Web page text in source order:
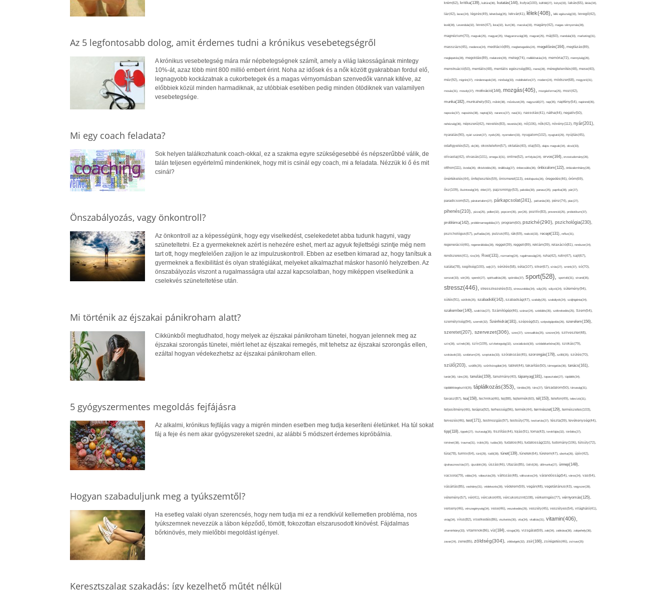
Az 5 legfontosabb dolog, amit érdemes tudni a krónikus vesebetegségről
A krónikus vesebetegség mára már népbetegségnek számít, amely a világ lakosságának mintegy
10%-át, azaz több mint 800 millió embert érint. Noha az idősek és a nők között gyakrabban fordul elő,
legnagyobb kockázatnak a cukorbetegek és a magas vérnyomásban szenvedők vannak kitéve, az
előbbiek közül minden harmadiknak, az utóbbiak esetében pedig minden ötödiknek van valamilyen
vesebetegsége.
Mi egy coach feladata?
Sok helyen találkozhatunk coach-okkal, ez a szakma egyre szükségesebbé és népszerűbbé válik, de
talán teljesen egyértelmű mindenkinek, hogy mit is csinál egy coach, mi a feladata. Nézzük ki ő és mit
csinál?
Önszabályozás, vagy önkontroll?
Az önkontroll az a képességünk, hogy egy viselkedést, cselekedetet abba tudunk hagyni, vagy
szüneteltetni. Ez a gyermekeknek azért is nehezére eshet, mert az agyuk fejlettségi szintje még nem
tart ott, hogy megfelelően zajljon le az impulzuskontroll. Ebben az esetben kimarad az, hogy tanítsuk a
gyermeknek a flexibilitást és olyan stratégiákat, melyeket alkalmazhat máskor hasonló helyzetben. Az
önszabályozás viszont a rugalmasságra utal azzal kapcsolatban, hogy miképpen viselkedünk a
cselekvés szüneteltetése után.
Mi történik az éjszakai pánikroham alatt?
Cikkünkből megtudhatod, hogy melyek az éjszakai pánikroham tünetei, hogyan jelennek meg az
éjszakai szorongás tünetei, miért lehet az éjszakai remegés, mit tehetsz az éjszakai szorongás ellen,
ezáltal hogyan védekezhetsz az éjszakai pánikroham ellen.
5 gyógyszermentes megoldás fejfájásra
Az alkalmi, krónikus fejfájás vagy a migrén minden esetben meg tudja keseríteni életünket. Ha túl sokat
fáj a feje és nem akar gyógyszereket szedni, az alábbi 5 módszert érdemes kipróbálnia.
Hogyan szabaduljunk meg a tyúkszemtől?
Ha esetleg valaki olyan szerencsés, hogy nem tudja mi ez a rendkívül kellemetlen probléma, nos
tyúkszemnek nevezzük a lábon képződő, tömött, fokozottan elszarusodott kinövést. Fájdalmas
bőrkinövés, mely mielőbbi megoldást igényel.
Keresztszalag szakadás: így kezelhető műtét nélkül
krém(62), kritika(139), kultúra(36), kutatás(144), kutya(100), külföld(27), kütyü(33), lakás(65), látás(34),
láz(42), lazac(24), légzés(49), lehetőség(25), lekvár(41), lélek(408), lelki egészség(33), levegő(42),
levél(28), Levendula(32), leves(47), lista(32), liszt(36), macska(33), magány(42), magas vérnyomás(28),
magnézium(70), magvak(25), magyar(25), Magyarország(28), magzat(25), máj(60), mandula(33), marketing(31),
masszázs(45), medence(24), meditáció(89), megbetegedés(24), megelőzés(164), megfázás(89),
meglepetés(28), megoldás(89), melatonin(29), meleg(74), mellékhatás(24), memória(72), mennyiség(26),
menstruáció(50), mentális(48), mentális egészség(86), menü(28), méregtelenítés(48), mese(40),
méz(92), migrén(27), mindennapok(34), minőség(33), mobiltelefon(27), modern(24), módszer(68), mogyoró(31),
mosás(31), mosoly(27), motiváció(144), mozgás(405), mozgásforma(25), mozi(42),
munka(182), munkahely(92), műtét(38), művészet(29), nagyszülő(27), nap(35), napfény(54), napirend(35),
napozás(37), napsütés(38), naptej(32), narancs(27), nasi(31), nassolás(41), nátha(44), negatív(50),
nehézség(36), népszerű(42), nevelés(83), nevetés(30), nő(106), nők(42), növény(112), nyár(201),
nyaralás(90), nyári szünet(27), nyelv(26), nyomelem(33), nyugalom(102), nyugtató(29), nyújtás(45),
odafigyelés(52), ok(36), okostelefon(57), oktatás(40), olaj(50), olajos magvak(34), olcsó(33),
olívaolaj(42), olvasás(101), omega-3(31), online(52), orrfolyás(24), orvos(164), orvostudomány(26),
otthon(111), óvoda(26), öltözködés(35), önállóság(27), önbecsülés(36), önbizalom(122), önbizalomhiány(28),
önértékelés(44), önfejlesztés(59), önismeret(113), önkifejezés(26), öregedés(46), öröm(69),
ősz(109), őszinteség(34), ötlet(37), pajzsmirigy(53), pakolás(30), panasz(25), paprika(28), pár(27),
paradicsom(52), páratartalom(27), párkapcsolat(241), pattanás(30), pénz(74), piac(27),
pihenés(210), pizza(25), pollen(32), popcorn(35), por(26), pozitív(83), prevenció(25), probiotikum(37),
probléma(142), problémamegoldás(27), program(60), psziché(290), pszichológia(230),
pszichológus(67), puffadás(34), pulzus(45), rák(69), reakció(33), recept(131), reflux(31),
regeneráció(46), regenerálódás(28), reggel(39), reggeli(89), reklám(39), relaxáció(81), rendszer(24),
rendszeres(41), rizs(34), Rost(131), rozmaring(24), rugalmasság(24), ruha(42), rutin(47), sajt(67),
saláta(78), segítség(100), sejt(27), sérülés(58), séta(107), siker(67), sírás(27), smink(37), só(70),
sorozat(33), sör(26), spenót(27), spiritualitás(28), spórolás(37), sport(528), sportoló(31), strand(35),
stressz(446), stresszkezelés(53), stresszoldás(34), súly(25), súlyzó(24), sütemény(94),
sütés(91), sütőtök(25), szabadidő(142), szabadság(47), szabály(25), szabályok(24), szájhigiénia(24),
szakember(140), szakítás(27), Számítógép(46), száraz(24), szédülés(35), székrekedés(25), Szem(54),
személyiség(94), szemét(32), Szénhidrát(181), szépség(52), szépségápolás(26), szerelem(156),
szeretet(207), szervezet(306), szex(27), szexualitás(25), szezon(34), szilveszter(48),
szín(28), színek(36), szív(109), szívbetegség(32), szocializáció(30), szódabikarbóna(35), szokás(79),
szokások(33), szolárium(24), szoptatás(33), szórakozás(45), szorongás(178), szőlő(25), szülés(70),
szülő(203), szülők(25), szűrővizsgálat(34), tablet(44), takarítás(50), támogatás(36), tanács(161),
tanár(36), tánc(26), tanulás(159), tanulmány(40), tápanyag(181), tapasztalat(27), táplálék(34),
táplálékkiegészítő(25), táplálkozás(353), tárolás(29), társ(27), társadalom(50), társaság(31),
tavasz(87), tea(158), technika(46), tej(88), tejtermék(60), tél(153), telefon(49), televízió(31),
teljesítmény(46), terápia(92), terhesség(96), termék(44), természet(129), természetes(103),
tervezés(46), test(171), testmozgás(97), testsúly(79), testtartás(27), tészta(39), tevékenység(44),
tipp(118), tippek(27), tisztaság(35), tisztítás(44), tojás(91), torna(43), torokfájás(32), törődés(27),
történet(38), trauma(31), trükk(25), tudás(30), tudatos(46), tudatosság(115), tudomány(106), túlsúly(72),
túra(78), turmix(64), túró(29), tüdő(28), tünet(139), tünetek(64), türelem(47), uborka(26), újév(42),
újrahasznosítás(37), újszülött(26), úszás(46), Utazás(85), Üdítő(26), ülőmunka(27), ünnep(148),
vacsora(79), válás(24), választás(29), változás(48), változatos(24), várandósság(54), város(24), vas(64),
vásárlás(85), vashiány(31), védekezés(28), védelem(59), vegán(48), vegetáriánus(43), vegyszer(28),
vélemény(57), vér(41), vércukor(49), vércukorszint(108), vérkeringés(77), vérnyomás(125),
verseny(46), vérszegénység(34), vese(46), veszekedés(29), veszély(45), veszélyes(54), világháló(41),
virág(34), vírus(82), viselkedés(86), viszketés(30), vita(34), vitalitás(31), vitamin(406),
vitaminhiány(33), vitaminok(86), víz(184), vizsga(26), vizsgálat(59), zab(34), zabkása(36), zabpehely(36),
zavar(24), zene(85), zöldség(304), zöldségek(32), zsír(166), zsírégetés(46), zsírsav(25)